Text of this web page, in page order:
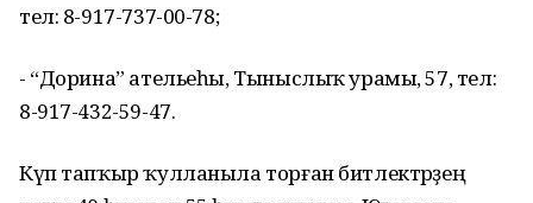
тел: 8-917-737-00-78;
- “Дорина” ательеһы, Тыныслыҡ урамы, 57, тел:
8-917-432-59-47.
Күп тапҡыр ҡулланыла торған битлектәрҙең